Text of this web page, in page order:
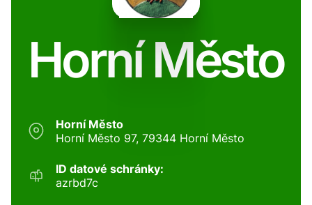
Horní Město
Horní Město
Horní Město 97, 79344 Horní Město
ID datové schránky:
azrbd7c